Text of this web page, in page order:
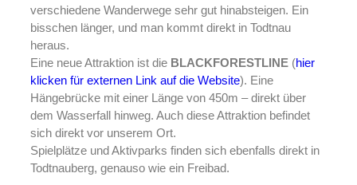
verschiedene Wanderwege sehr gut hinabsteigen. Ein
bisschen länger, und man kommt direkt in Todtnau
heraus.
Eine neue Attraktion ist die BLACKFORESTLINE (hier
klicken für externen Link auf die Website). Eine
Hängebrücke mit einer Länge von 450m – direkt über
dem Wasserfall hinweg. Auch diese Attraktion befindet
sich direkt vor unserem Ort.
Spielplätze und Aktivparks finden sich ebenfalls direkt in
Todtnauberg, genauso wie ein Freibad.